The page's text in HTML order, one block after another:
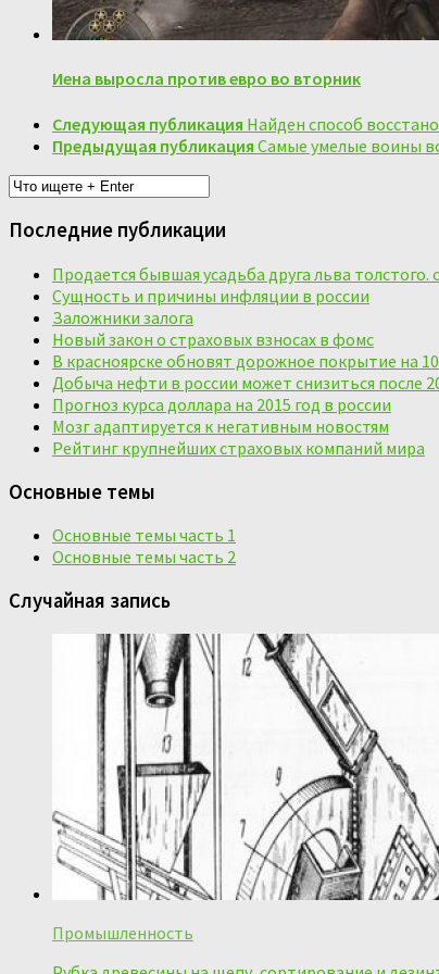
Иена выросла против евро во вторник
Следующая публикация Найден способ
Предыдущая публикация Самые умелые воины
Последние публикации
Продается бывшая усадьба друга льва толстого.
Сущность и причины инфляции в россии
Заложники залога
Новый закон о страховых взносах в фомс
В красноярске обновят дорожное покрытие на
Добыча нефти в россии может снизиться после
Прогноз курса доллара на 2015 год в россии
Мозг адаптируется к негативным новостям
Рейтинг крупнейших страховых компаний мира
Основные темы
Основные темы часть 1
Основные темы часть 2
Случайная запись
Промышленность